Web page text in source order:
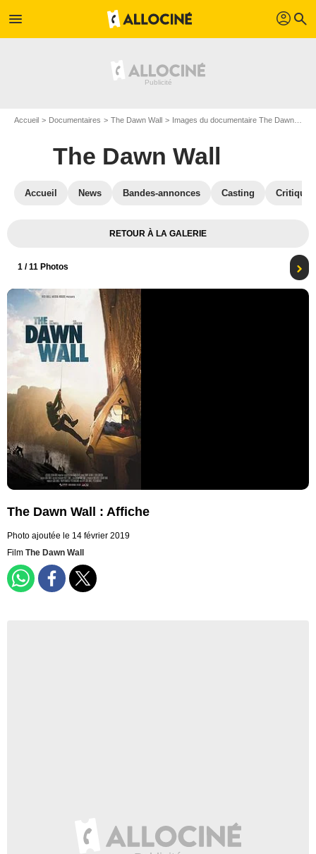
menu profil search
Accueil Documentaires The Dawn Wall Images du documentaire The Dawn Wall
The Dawn Wall
Accueil News Bandes-annonces Casting
RETOUR À LA GALERIE
1 / 11 Photos
The Dawn Wall : Affiche
Photo ajoutée le 14 février 2019
Film The Dawn Wall